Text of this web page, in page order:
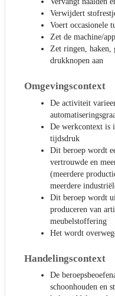
Verwijdert
Voert occasionele
Zet de machine/
Zet ringen, haken,
drukknopen aan
Omgevingscontext
De activiteit
De werkcontext is
tijdsdruk
Dit beroep wordt
vertrouwde en
(meerdere
meerdere
Dit beroep wordt
produceren van
meubelstoffering
Het wordt
Handelingscontext
De
schoonhouden en